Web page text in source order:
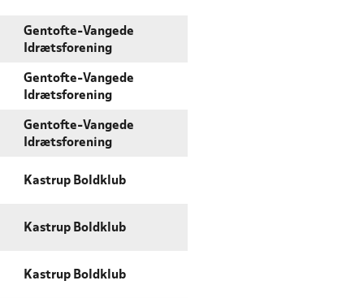
Gentofte-Vangede
Idrætsforening
Gentofte-Vangede
Idrætsforening
Gentofte-Vangede
Idrætsforening
Kastrup Boldklub
Kastrup Boldklub
Kastrup Boldklub